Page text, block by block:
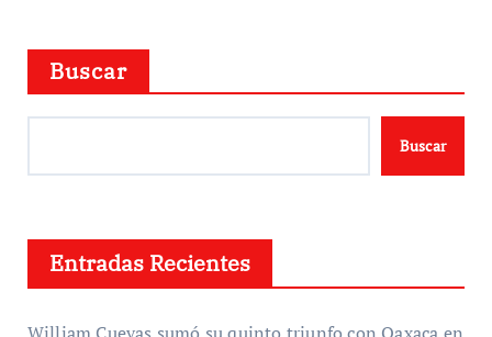
Buscar
Buscar
Entradas Recientes